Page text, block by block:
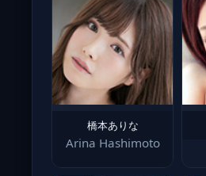
橋本ありな
Arina Hashimoto